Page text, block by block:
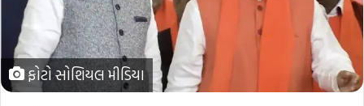
ફોટો સોશિયલ મીડિયા